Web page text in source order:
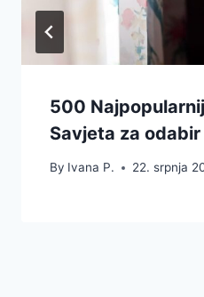
500
Savjeta za
By Ivana P. 22. srpnja